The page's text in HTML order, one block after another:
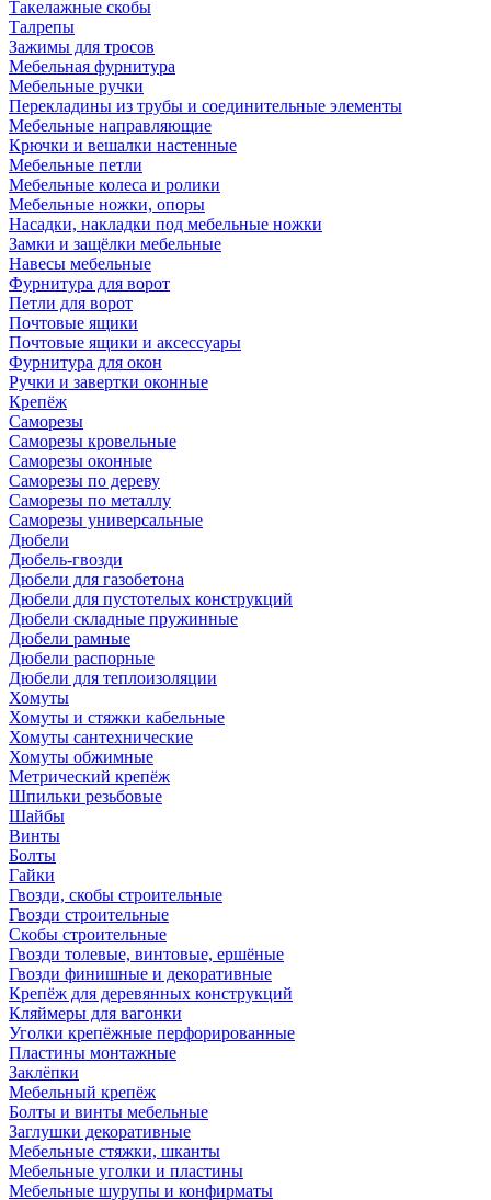
Такелажные скобы
Талрепы
Зажимы для тросов
Мебельная фурнитура
Мебельные ручки
Перекладины из трубы и соединительные элементы
Мебельные направляющие
Крючки и вешалки настенные
Мебельные петли
Мебельные колеса и ролики
Мебельные ножки, опоры
Насадки, накладки под мебельные ножки
Замки и защёлки мебельные
Навесы мебельные
Фурнитура для ворот
Петли для ворот
Почтовые ящики
Почтовые ящики и аксессуары
Фурнитура для окон
Ручки и завертки оконные
Крепёж
Саморезы
Саморезы кровельные
Саморезы оконные
Саморезы по дереву
Саморезы по металлу
Саморезы универсальные
Дюбели
Дюбель-гвозди
Дюбели для газобетона
Дюбели для пустотелых конструкций
Дюбели складные пружинные
Дюбели рамные
Дюбели распорные
Дюбели для теплоизоляции
Хомуты
Хомуты и стяжки кабельные
Хомуты сантехнические
Хомуты обжимные
Метрический крепёж
Шпильки резьбовые
Шайбы
Винты
Болты
Гайки
Гвозди, скобы строительные
Гвозди строительные
Скобы строительные
Гвозди толевые, винтовые, ершёные
Гвозди финишные и декоративные
Крепёж для деревянных конструкций
Кляймеры для вагонки
Уголки крепёжные перфорированные
Пластины монтажные
Заклёпки
Мебельный крепёж
Болты и винты мебельные
Заглушки декоративные
Мебельные стяжки, шканты
Мебельные уголки и пластины
Мебельные шурупы и конфирматы